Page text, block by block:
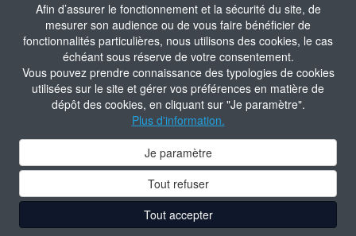
Afin d’assurer le fonctionnement et la sécurité du site, de
mesurer son audience ou de vous faire bénéficier de
fonctionnalités particulières, nous utilisons des cookies, le cas
échéant sous réserve de votre consentement.
Vous pouvez prendre connaissance des typologies de cookies
utilisées sur le site et gérer vos préférences en matière de
dépôt des cookies, en cliquant sur "Je paramètre".
Plus d'information.
Je paramètre
Tout refuser
Tout accepter